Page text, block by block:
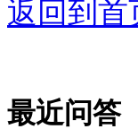
返回到首
最近问答